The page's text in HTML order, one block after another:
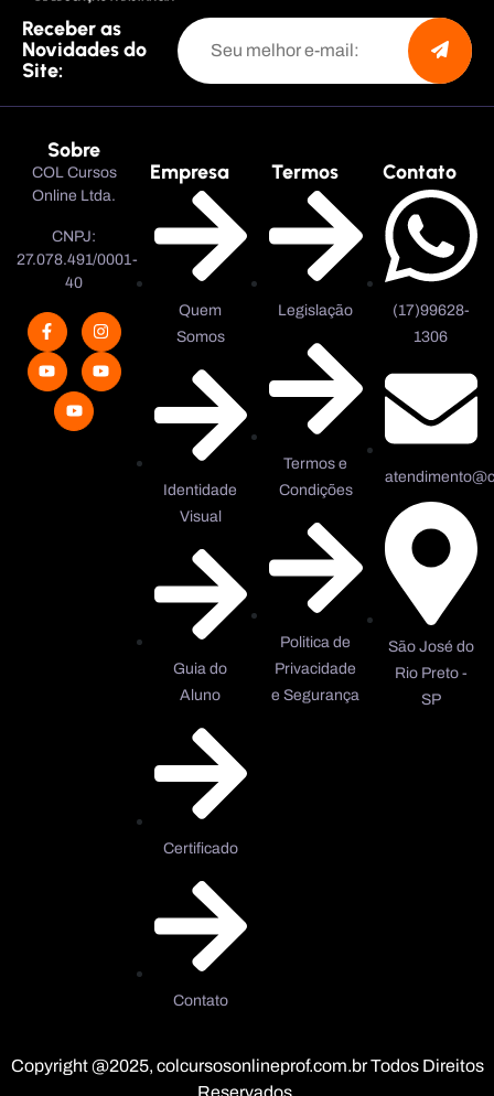
Receber as
Novidades do
Site:
Sobre
COL Cursos
Online Ltda.
CNPJ:
27.078.491/0001-
40
Empresa
Quem
Somos
Identidade
Visual
Guia do
Aluno
Certificado
Contato
Termos
Legislação
Termos e
Condições
Politica de
Privacidade
e Segurança
Contato
(17)99628-
1306
São José do
Rio Preto -
SP
Copyright @2025, colcursosonlineprof.com.br Todos Direitos